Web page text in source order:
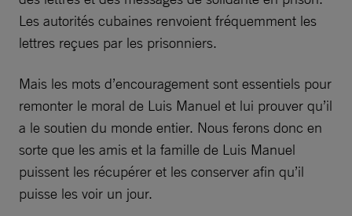
Les autorités cubaines renvoient fréquemment les
lettres reçues par les prisonniers.
Mais les mots d’encouragement sont essentiels pour
remonter le moral de Luis Manuel et lui prouver qu’il
a le soutien du monde entier. Nous ferons donc en
sorte que les amis et la famille de Luis Manuel
puissent les récupérer et les conserver afin qu’il
puisse les voir un jour.